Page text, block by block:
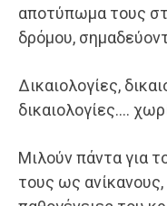
αποτύπωμα τους
δρόμου,
Δικαιολογίες,
δικαιολογίες….
Μιλούν πάντα για
τους ως ανίκανους,